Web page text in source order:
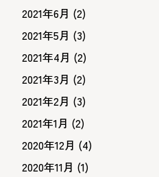
2021年6月 (2)
2021年5月 (3)
2021年4月 (2)
2021年3月 (2)
2021年2月 (3)
2021年1月 (2)
2020年12月 (4)
2020年11月 (1)